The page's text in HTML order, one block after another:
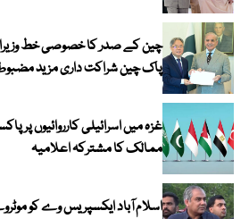
چین کے صدر کا خصوصی خط
پاک چین شراکت داری مزید
ممالک کا مشترکہ اعلامیہ
اسلام آباد ایکسپریس وے کو